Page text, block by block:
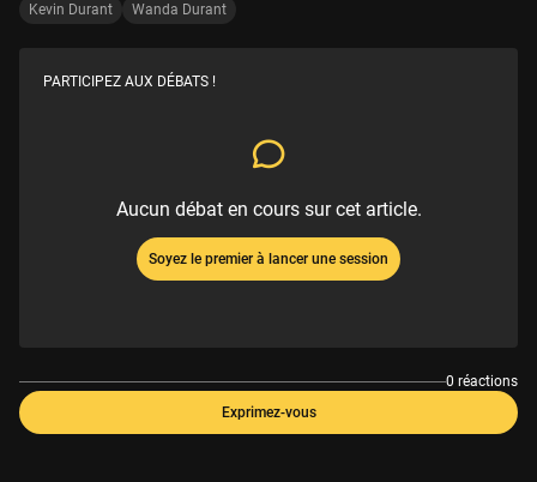
Kevin Durant Wanda Durant
PARTICIPEZ AUX DÉBATS !
Aucun débat en cours sur cet article.
Soyez le premier à lancer une session
0 réactions
Exprimez-vous